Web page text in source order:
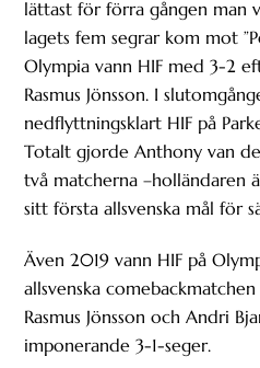
lättast för förra gången man
lagets fem segrar kom mot
Olympia vann HIF med 3-2
Rasmus Jönsson. I
nedflyttningsklart HIF på
Totalt gjorde Anthony van
två matcherna –holländaren
sitt första allsvenska mål för
Även 2019 vann HIF på
allsvenska
Rasmus Jönsson och Andri
imponerande 3-1-seger.